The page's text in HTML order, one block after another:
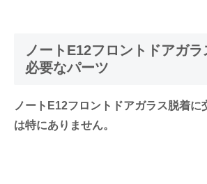
ノートE12フロントドアガ
必要なパーツ
ノートE12フロントドアガラス脱着に
は特にありません。